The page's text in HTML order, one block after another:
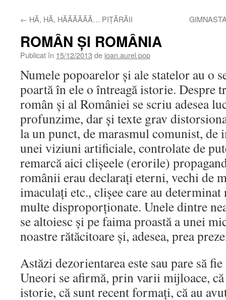
← HĂ, HĂ, HĂĂĂĂĂĂ… PIŢĂRĂII
ROMÂN ŞI ROMÂNIA
Publicat în 15/12/2013 de ioan.aurel.pop
Numele popoarelor şi ale statelor au o
poartă în ele o întreagă istorie. Despre
român şi al României se scriu adesea
profunzime, dar şi texte grav
la un punct, de marasmul comunist, de
unei viziuni artificiale, controlate de
remarcă aici clişeele (erorile)
românii erau declaraţi eterni, vechi de
imaculaţi etc., clişee care au determinat
multe disproporţionate. Unele dintre
se altoiesc şi pe faima proastă a unei
noastre rătăcitoare şi, adesea, prea
Astăzi dezorientarea este sau pare să
Uneori se afirmă, prin varii mijloace,
istorie, că sunt recent formaţi, că au